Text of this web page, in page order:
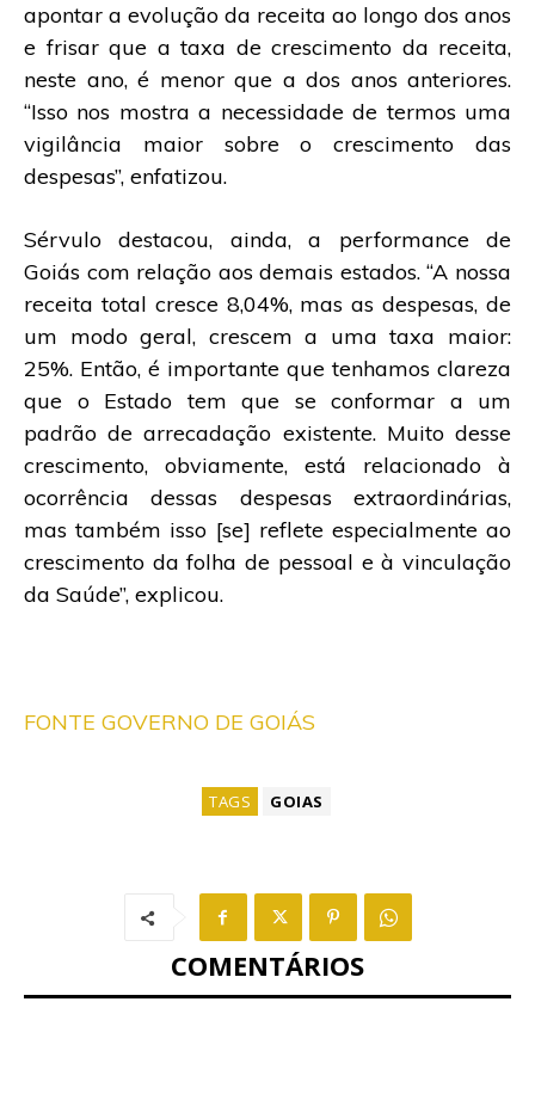
apontar a evolução da receita ao longo dos anos
e frisar que a taxa de crescimento da receita,
neste ano, é menor que a dos anos anteriores.
“Isso nos mostra a necessidade de termos uma
vigilância maior sobre o crescimento das
despesas”, enfatizou.
Sérvulo destacou, ainda, a performance de
Goiás com relação aos demais estados. “A nossa
receita total cresce 8,04%, mas as despesas, de
um modo geral, crescem a uma taxa maior:
25%. Então, é importante que tenhamos clareza
que o Estado tem que se conformar a um
padrão de arrecadação existente. Muito desse
crescimento, obviamente, está relacionado à
ocorrência dessas despesas extraordinárias,
mas também isso [se] reflete especialmente ao
crescimento da folha de pessoal e à vinculação
da Saúde”, explicou.
FONTE GOVERNO DE GOIÁS
TAGS GOIAS
COMENTÁRIOS